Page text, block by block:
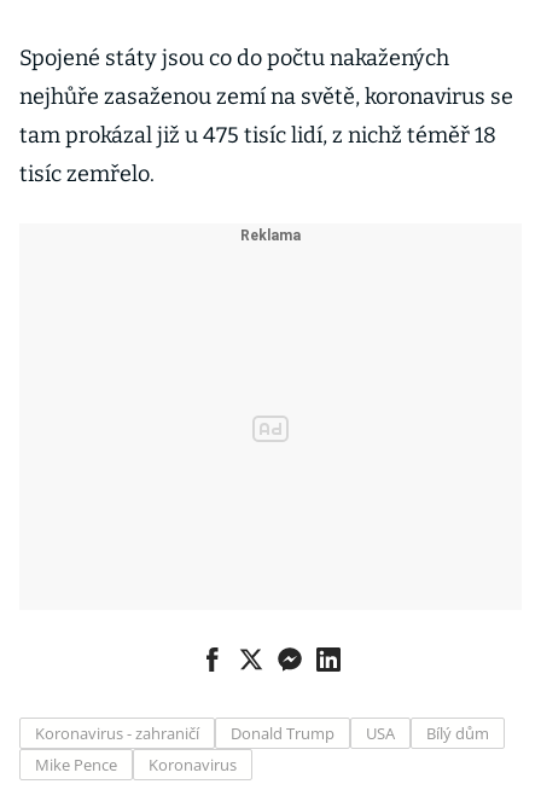
Spojené státy jsou co do počtu nakažených
nejhůře zasaženou zemí na světě, koronavirus se
tam prokázal již u 475 tisíc lidí, z nichž téměř 18
tisíc zemřelo.
Koronavirus - zahraničí Donald Trump USA
Bílý dům
Mike Pence
Koronavirus